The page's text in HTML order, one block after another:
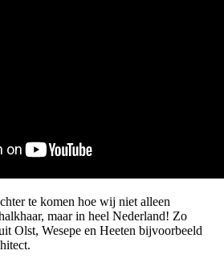
te komen hoe wij niet alleen
maar in heel Nederland! Zo
Olst, Wesepe en Heeten bijvoorbeeld